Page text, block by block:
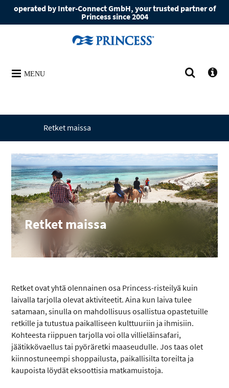
operated by Inter-Connect GmbH, your trusted partner of
Princess since 2004
MENU
Retket maissa
Retket maissa
Retket ovat yhtä olennainen osa Princess-risteilyä kuin
laivalla tarjolla olevat aktiviteetit. Aina kun laiva tulee
satamaan, sinulla on mahdollisuus osallistua opastetuille
retkille ja tutustua paikalliseen kulttuuriin ja ihmisiin.
Kohteesta riippuen tarjolla voi olla villieläinsafari,
jäätikkövaellus tai pyöräretki maaseudulle. Jos taas olet
kiinnostuneempi shoppailusta, paikallisilta toreilta ja
kaupoista löydät eksoottisia matkamuistoja.